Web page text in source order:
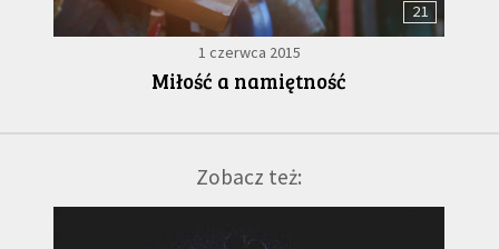
21
1 czerwca 2015
Miłość a namiętność
Zobacz też: